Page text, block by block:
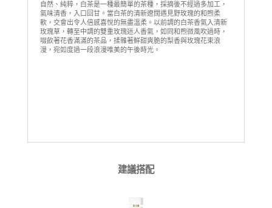
自然、純粹，白茶是一種最簡單的茶種，採摘後不經過多加工，
氣味清香，入口回甘。當白茶的清新遼闊遇見野玫瑰的和煦柔
軟，交會出令人倍感喜悅的無盡溫柔。以前調的白茶香氣入清新
玫瑰草，轉至中調的雙重玫瑰迷人香氣，如同和煦微風吹過時，
啜飲著花香滿滿的茶品，揉雜著鮮甜爽脆的梨香與玫瑰花束浪
漫，宛如度過一段浪漫唯美的午後時光。
建議搭配